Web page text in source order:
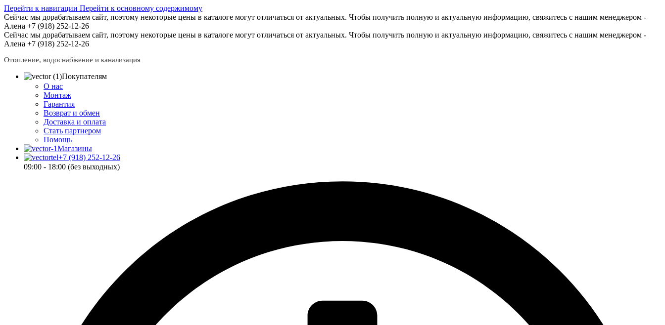
Перейти к навигации Перейти к основному содержимому
Сейчас мы дорабатываем сайт, поэтому некоторые цены в каталоге могут отличаться от актуальных. Чтобы получить полную и актуальную информацию, свяжитесь с нашим менеджером -
Алена +7 (918) 252-12-26
Сейчас мы дорабатываем сайт, поэтому некоторые цены в каталоге могут отличаться от актуальных. Чтобы получить полную и актуальную информацию, свяжитесь с нашим менеджером -
Алена +7 (918) 252-12-26
Отопление, водоснабжение и канализация
Покупателям
О нас
Монтаж
Гарантия
Возврат и обмен
Доставка и оплата
Стать партнером
Помощь
Магазины
+7 (918) 252-12-26
09:00 - 18:00 (без выходных)